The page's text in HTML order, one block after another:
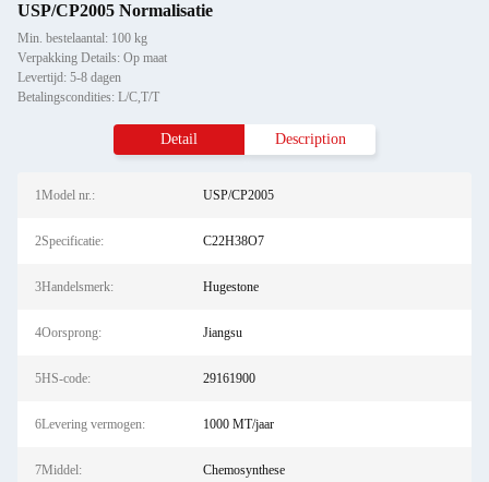
USP/CP2005 Normalisatie
Min. bestelaantal: 100 kg
Verpakking Details: Op maat
Levertijd: 5-8 dagen
Betalingscondities: L/C,T/T
Detail Description
1Model nr.: USP/CP2005
2Specificatie: C22H38O7
3Handelsmerk: Hugestone
4Oorsprong: Jiangsu
5HS-code: 29161900
6Levering vermogen: 1000 MT/jaar
7Middel: Chemosynthese